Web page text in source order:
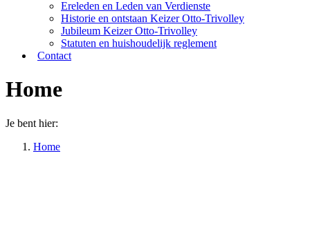
Ereleden en Leden van Verdienste
Historie en ontstaan Keizer Otto-Trivolley
Jubileum Keizer Otto-Trivolley
Statuten en huishoudelijk reglement
Contact
Home
Je bent hier:
Home